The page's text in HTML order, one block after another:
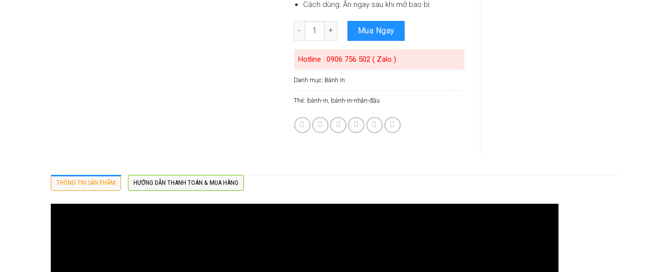
Cách dùng: Ăn ngay sau khi mở bao bì
Số lượng Mua Ngay
Hotline : 0906 756 502 ( Zalo )
Danh mục: Bánh In
Thẻ: bánh-in bánh-in-nhân-đậu
THÔNG TIN SẢN PHẨM HƯỚNG DẪN THANH TOÁN & MUA HÀNG